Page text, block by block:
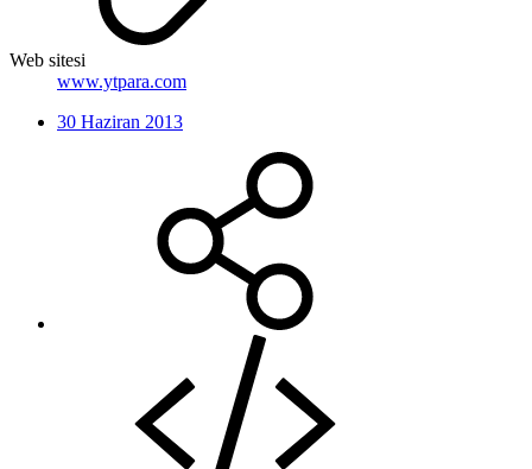
Web sitesi
www.ytpara.com
30 Haziran 2013